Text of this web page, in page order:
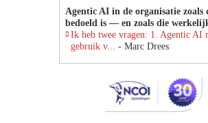
Agentic AI in de organisatie zoals
bedoeld is — en zoals die
Ik heb twee vragen: 1. Agentic AI
gebruik v... - Marc Drees